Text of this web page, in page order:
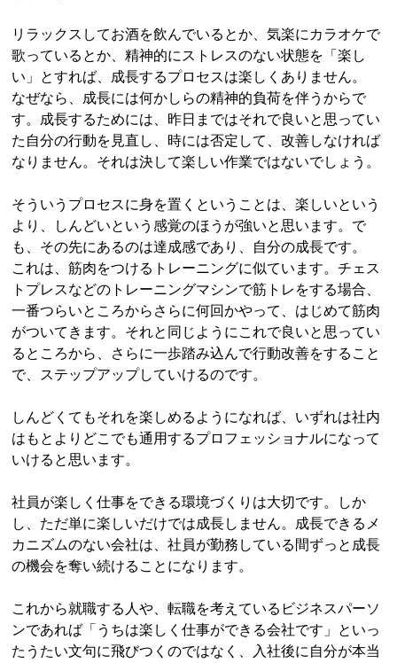
リラックスしてお酒を飲んでいるとか、気楽にカラオケで
歌っているとか、精神的にストレスのない状態を「楽し
い」とすれば、成長するプロセスは楽しくありません。
なぜなら、成長には何かしらの精神的負荷を伴うからで
す。成長するためには、昨日まではそれで良いと思ってい
た自分の行動を見直し、時には否定して、改善しなければ
なりません。それは決して楽しい作業ではないでしょう。
そういうプロセスに身を置くということは、楽しいという
より、しんどいという感覚のほうが強いと思います。で
も、その先にあるのは達成感であり、自分の成長です。
これは、筋肉をつけるトレーニングに似ています。チェス
トプレスなどのトレーニングマシンで筋トレをする場合、
一番つらいところからさらに何回かやって、はじめて筋肉
がついてきます。それと同じようにこれで良いと思ってい
るところから、さらに一歩踏み込んで行動改善をすること
で、ステップアップしていけるのです。
しんどくてもそれを楽しめるようになれば、いずれは社内
はもとよりどこでも通用するプロフェッショナルになって
いけると思います。
社員が楽しく仕事をできる環境づくりは大切です。しか
し、ただ単に楽しいだけでは成長しません。成長できるメ
カニズムのない会社は、社員が勤務している間ずっと成長
の機会を奪い続けることになります。
これから就職する人や、転職を考えているビジネスパーソ
ンであれば「うちは楽しく仕事ができる会社です」といっ
たうたい文句に飛びつくのではなく、入社後に自分が本当